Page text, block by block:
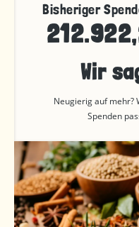
Bisheriger
Wir
Neugierig auf mehr?
Spenden